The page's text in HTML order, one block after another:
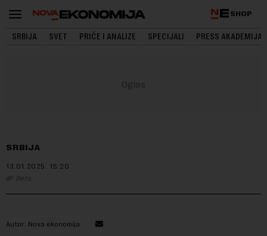
SHOP
SRBIJA SVET PRIČE I ANALIZE SPECIJALI PRESS AKADEMIJA
SRBIJA
13.01.2025. 15:20
Beta
Autor: Nova ekonomija